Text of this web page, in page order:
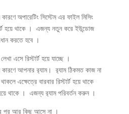
অপারেটিং সিস্টেম এর ফাইল মিসিং
হয়ে থাকে । এজন্য নতুন করে ইউন্ডোজ
করতে হবে ।
এসে রিস্টার্ট হয়ে যাচ্ছে ।
আপনার র‌্যাম। র‌্যাম ঠিকমত কাজ না
এক্ষেত্রে বারবার রিস্টার্ট হয়ে থাকে
হয়ে থাকে । এজন্য র‌্যাম পরিবর্তন করুন ।
পর আর কিছু আসে না ।